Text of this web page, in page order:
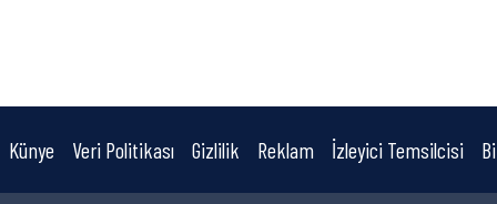
Künye Veri Politikası Gizlilik Reklam İzleyici Temsilcisi